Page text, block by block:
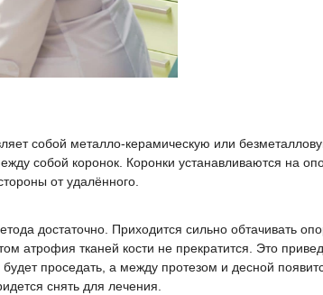
собой металло-керамическую или
собой коронок. Коронки устанавливаются на
от удалённого.
достаточно. Приходится сильно обтачивать
атрофия тканей кости не прекратится. Это
проседать, а между протезом и десной
снять для лечения.